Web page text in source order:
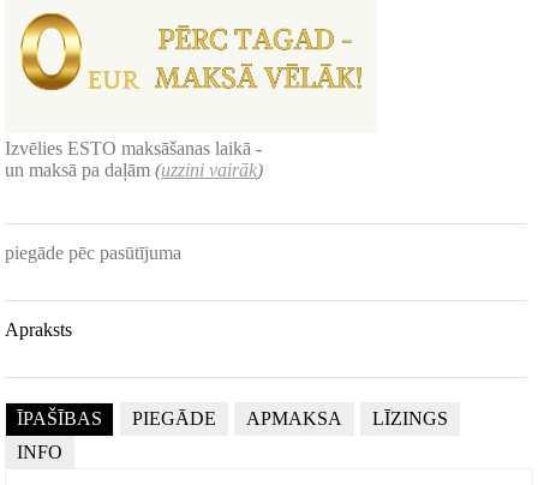
Izvēlies ESTO maksāšanas laikā -
un maksā pa daļām(uzzini vairāk)
piegāde pēc pasūtījuma
Apraksts
ĪPAŠĪBAS PIEGĀDE APMAKSA
LĪZINGS
INFO